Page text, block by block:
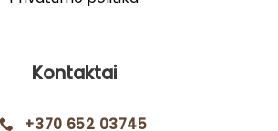
Kontaktai
+370 652 03745